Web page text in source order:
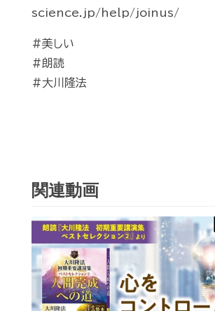
science.jp/help/joinus/
#美しい
#朗読
#大川隆法
関連動画